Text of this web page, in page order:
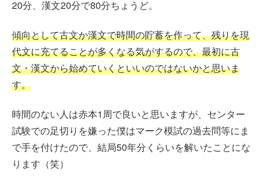
20分、漢文20分で80分ちょうど。
傾向として古文か漢文で時間の貯蓄を作って、残りを現
代文に充てることが多くなる気がするので、最初に古
文・漢文から始めていくといいのではないかと思いま
す。
時間のない人は赤本1周で良いと思いますが、センター
試験での足切りを嫌った僕はマーク模試の過去問等にま
で手を付けたので、結局50年分くらいを解いたことにな
ります（笑）